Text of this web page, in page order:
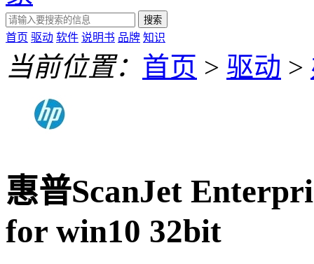
搜索
首页 驱动 软件 说明书 品牌 知识
当前位置： 首页 > 驱动 >
惠普ScanJet
for win10 32bit